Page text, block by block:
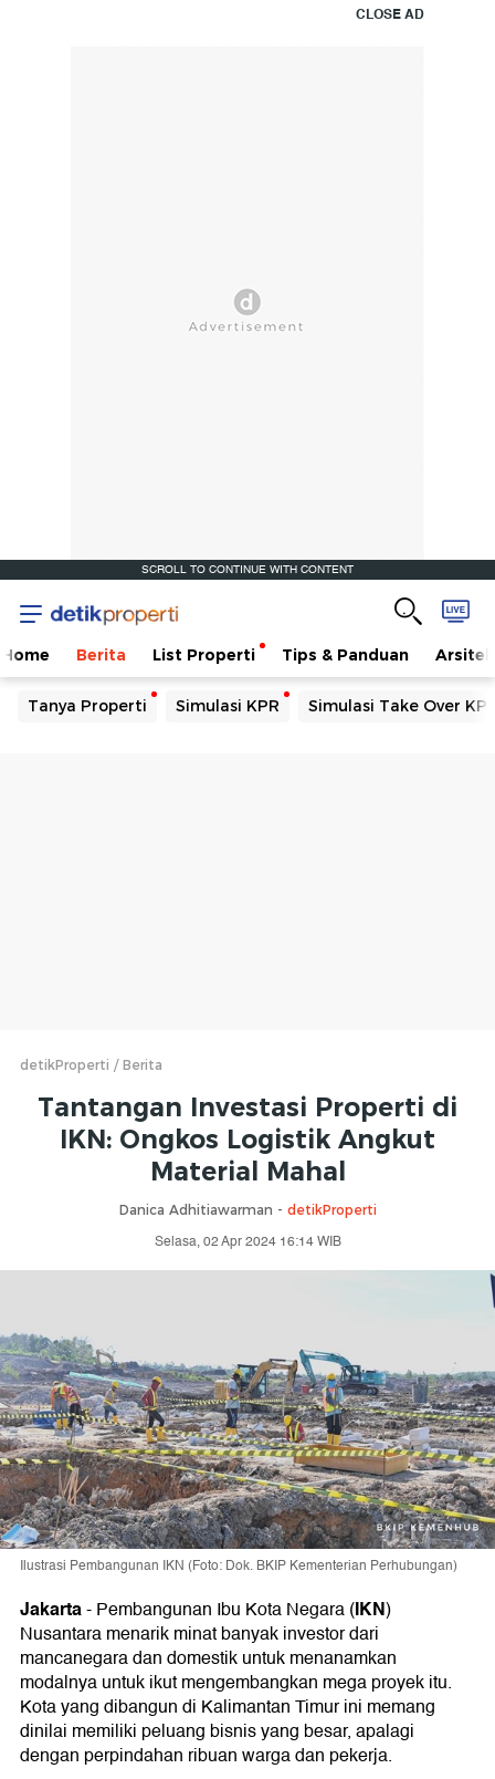
CLOSE AD
SCROLL TO CONTINUE WITH CONTENT
Home Berita List Properti Tips & Panduan
Tanya Properti Simulasi KPR Simulasi Take Over
detikProperti Berita
Tantangan Investasi Properti di
IKN: Ongkos Logistik Angkut
Material Mahal
Danica Adhitiawarman - detikProperti
Selasa, 02 Apr 2024 16:14 WIB
Ilustrasi Pembangunan IKN (Foto: Dok. BKIP Kementerian Perhubungan)
Jakarta-Pembangunan Ibu Kota Negara (IKN)
Nusantara menarik minat banyak investor dari
mancanegara dan domestik untuk menanamkan
modalnya untuk ikut mengembangkan mega proyek itu.
Kota yang dibangun di Kalimantan Timur ini memang
dinilai memiliki peluang bisnis yang besar, apalagi
dengan perpindahan ribuan warga dan pekerja.